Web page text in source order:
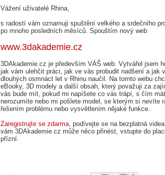
Vážení uživatelé Rhina,
s radostí vám oznamuji spuštění velkého a srdečního
po mnoho posledních měsíců. Spouštím nový web
www.3dakademie.cz
3DAkademie.cz je především VÁŠ web. Vytvářel jsem
jak vám ulehčit práci, jak ve vás probudit nadšení a jak
dlouhých osmnáct let v Rhinu naučil. Na tomto webu
eBooky, 3D modely a další obsah, který považuji za
vás bude mít, pokud mi napíšete co vás trápí, s čím
nerozumíte nebo mi pošlete model, se kterým si nevíte
řešením problému nebo vysvětlením nějaké funkce.
Zaregistrujte se zdarma , podívejte se na bezplatná
vám 3DAkademie.cz může něco přinést, vstupte do
přízní.